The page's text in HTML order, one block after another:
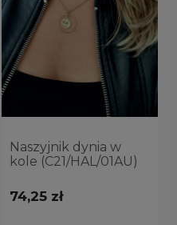
Naszyjnik dynia w
kole (C21/HAL/01AU)
74,25 zł